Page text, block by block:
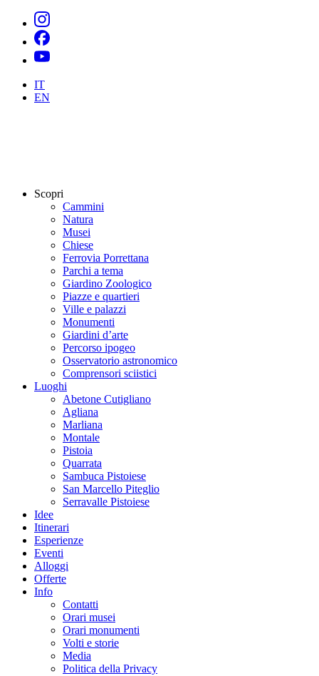
IT
EN
Scopri
Cammini
Natura
Musei
Chiese
Ferrovia Porrettana
Parchi a tema
Giardino Zoologico
Piazze e quartieri
Ville e palazzi
Monumenti
Giardini d’arte
Percorso ipogeo
Osservatorio astronomico
Comprensori sciistici
Luoghi
Abetone Cutigliano
Agliana
Marliana
Montale
Pistoia
Quarrata
Sambuca Pistoiese
San Marcello Piteglio
Serravalle Pistoiese
Idee
Itinerari
Esperienze
Eventi
Alloggi
Offerte
Info
Contatti
Orari musei
Orari monumenti
Volti e storie
Media
Politica della Privacy